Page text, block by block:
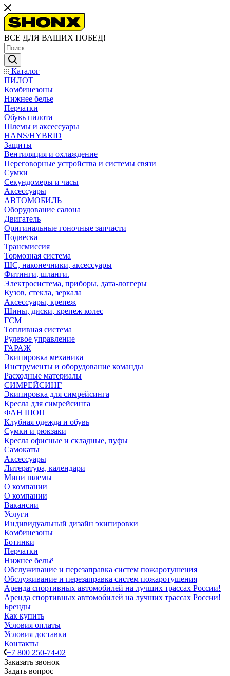
ВСЕ ДЛЯ ВАШИХ ПОБЕД!
Каталог
ПИЛОТ
Комбинезоны
Нижнее белье
Перчатки
Обувь пилота
Шлемы и аксессуары
HANS/HYBRID
Защиты
Вентиляция и охлаждение
Переговорные устройства и системы связи
Сумки
Секундомеры и часы
Аксессуары
АВТОМОБИЛЬ
Оборудование салона
Двигатель
Оригинальные гоночные запчасти
Подвеска
Трансмиссия
Тормозная система
ШС, наконечники, аксессуары
Фитинги, шланги.
Электросистема, приборы, дата-логгеры
Кузов, стекла, зеркала
Аксессуары, крепеж
Шины, диски, крепеж колес
ГСМ
Топливная система
Рулевое управление
ГАРАЖ
Экипировка механика
Инструменты и оборудование команды
Расходные материалы
СИМРЕЙСИНГ
Экипировка для симрейсинга
Кресла для симрейсинга
ФАН ШОП
Клубная одежда и обувь
Сумки и рюкзаки
Кресла офисные и складные, пуфы
Самокаты
Аксессуары
Литература, календари
Мини шлемы
О компании
О компании
Вакансии
Услуги
Индивидуальный дизайн экипировки
Комбинезоны
Ботинки
Перчатки
Нижнее бельё
Обслуживание и перезаправка систем пожаротушения
Обслуживание и перезаправка систем пожаротушения
Аренда спортивных автомобилей на лучших трассах России!
Аренда спортивных автомобилей на лучших трассах России!
Бренды
Как купить
Условия оплаты
Условия доставки
Контакты
+7 800 250-74-02
Заказать звонок
Задать вопрос